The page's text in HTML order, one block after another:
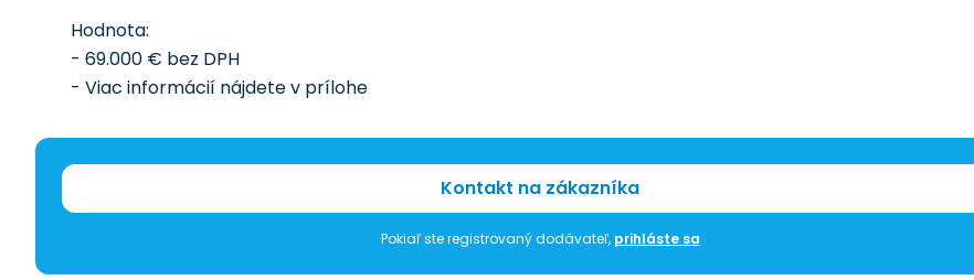
Hodnota:
- 69.000 € bez DPH
- Viac informácií nájdete v prílohe
Kontakt na zákazníka
Pokiaľ ste registrovaný dodávateľ, prihláste sa